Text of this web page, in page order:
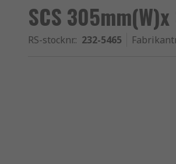
SCS
RS-stocknr.: 232-5465